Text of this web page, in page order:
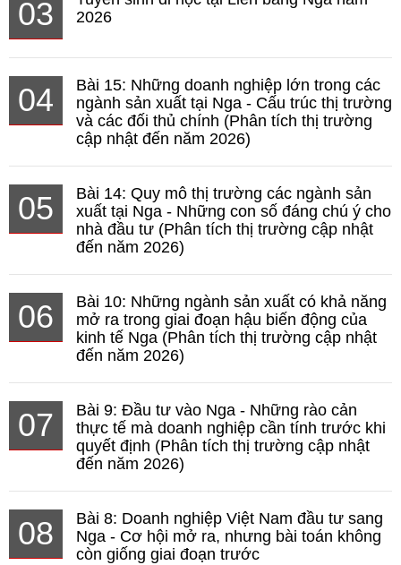
03
2026
04
Bài 15: Những doanh nghiệp lớn trong các
ngành sản xuất tại Nga - Cấu trúc thị trường
và các đối thủ chính (Phân tích thị trường
cập nhật đến năm 2026)
05
Bài 14: Quy mô thị trường các ngành sản
xuất tại Nga - Những con số đáng chú ý cho
nhà đầu tư (Phân tích thị trường cập nhật
đến năm 2026)
06
Bài 10: Những ngành sản xuất có khả năng
mở ra trong giai đoạn hậu biến động của
kinh tế Nga (Phân tích thị trường cập nhật
đến năm 2026)
07
Bài 9: Đầu tư vào Nga - Những rào cản
thực tế mà doanh nghiệp cần tính trước khi
quyết định (Phân tích thị trường cập nhật
đến năm 2026)
08
Bài 8: Doanh nghiệp Việt Nam đầu tư sang
Nga - Cơ hội mở ra, nhưng bài toán không
còn giống giai đoạn trước